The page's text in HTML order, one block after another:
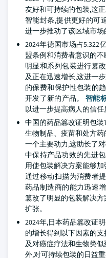
友好和可持续的包装,这
智能封条,提供更好的可
进一步推动了该区域市场
2024年德国市场占5.322
盟条例和消费者意识的
明显和系列包装进行篡
及正在迅速增长,这进一
的保费和保护性包装的
开发了新的产品。智能
以进一步提高病人的信
中国的药品篡改证明包
生物制品、疫苗和处方
一个主要动力,这助长了
中保持产品功效的先进
用使包装解决方案能够
通过移动扫描为消费者
药品制造商的能力迅速
篡改了明显的包装解决
扩张。
2024年,日本药品篡改证
的增长得到以下因素的
及对癌症疗法和生物类
外,对可持续包装的日益